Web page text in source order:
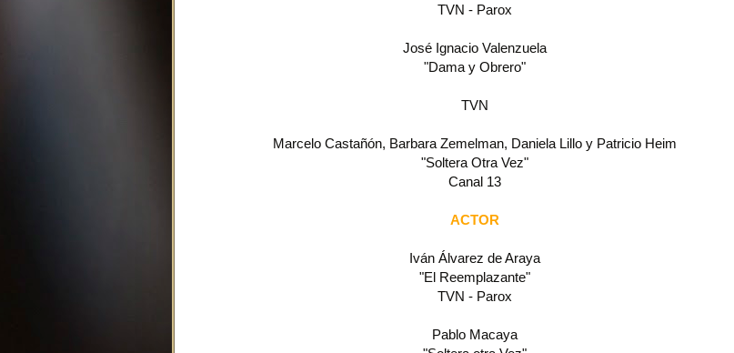
TVN - Parox
José Ignacio Valenzuela
"Dama y Obrero"
TVN
Marcelo Castañón, Barbara Zemelman, Daniela Lillo y Patricio Heim
"Soltera Otra Vez"
Canal 13
ACTOR
Iván Álvarez de Araya
"El Reemplazante"
TVN - Parox
Pablo Macaya